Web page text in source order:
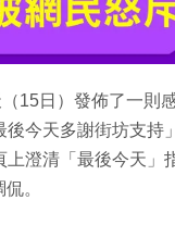
15日）發佈了一則
今天多謝街坊支持
澄清「最後今天」
。